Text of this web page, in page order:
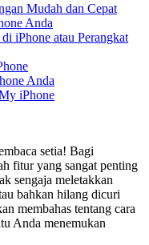
Mudah dan Cepat
Anda
iPhone atau Perangkat
Anda
iPhone
setia! Bagi
fitur yang sangat penting
sengaja meletakkan
bahkan hilang dicuri
membahas tentang cara
Anda menemukan